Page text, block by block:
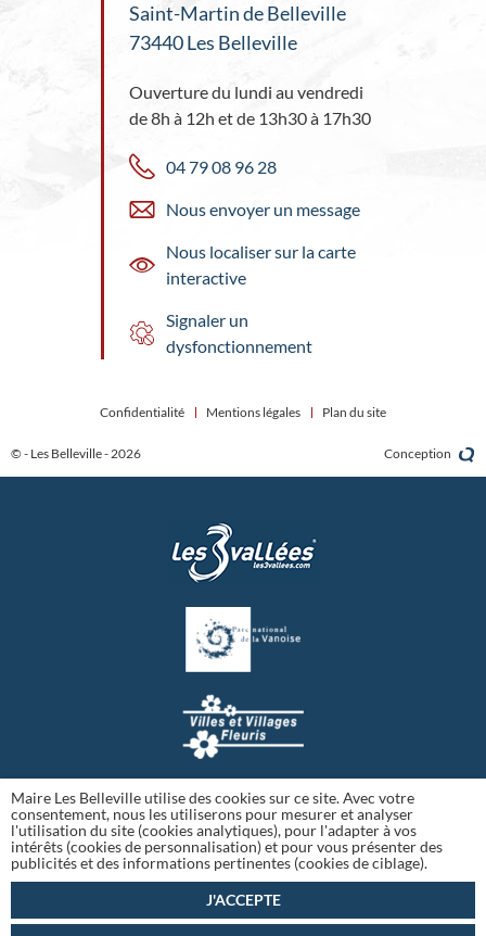
Saint-Martin de Belleville
73440 Les Belleville
Ouverture du lundi au vendredi
de 8h à 12h et de 13h30 à 17h30
04 79 08 96 28
Nous envoyer un message
Nous localiser sur la carte
interactive
Signaler un
dysfonctionnement
© - Les Belleville - 2026
Confidentialité Mentions légales Plan du site
Conception
Maire Les Belleville utilise des cookies sur ce site. Avec votre
consentement, nous les utiliserons pour mesurer et analyser
l'utilisation du site (cookies analytiques), pour l'adapter à vos
intérêts (cookies de personnalisation) et pour vous présenter des
publicités et des informations pertinentes (cookies de ciblage).
J'ACCEPTE